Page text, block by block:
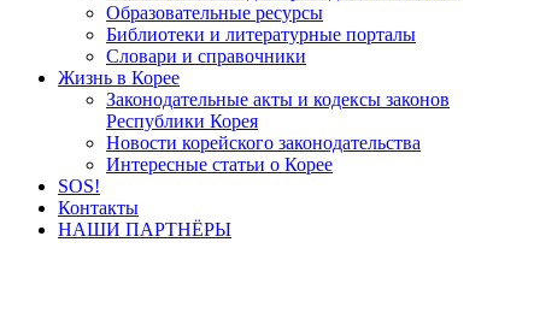
Образовательные ресурсы
Библиотеки и литературные порталы
Словари и справочники
Жизнь в Корее
Законодательные акты и кодексы законов
Республики Корея
Новости корейского законодательства
Интересные статьи о Корее
SOS!
Контакты
НАШИ ПАРТНЁРЫ